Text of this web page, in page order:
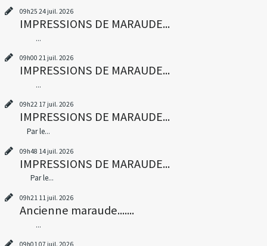
09h25 24 juil. 2026
IMPRESSIONS DE MARAUDE...
...
09h00 21 juil. 2026
IMPRESSIONS DE MARAUDE...
...
09h22 17 juil. 2026
IMPRESSIONS DE MARAUDE...
Par le...
09h48 14 juil. 2026
IMPRESSIONS DE MARAUDE...
Par le...
09h21 11 juil. 2026
Ancienne maraude.......
...
09h01 07 juil. 2026